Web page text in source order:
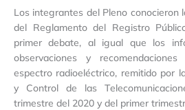
Los integrantes del Pleno conocieron
del Reglamento del Registro
primer debate, al igual que los
observaciones y
espectro radioeléctrico, remitido por
y Control de las
trimestre del 2020 y del primer